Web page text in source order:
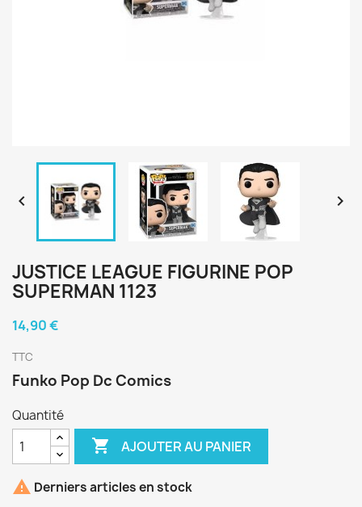
 
JUSTICE LEAGUE FIGURINE POP
SUPERMAN 1123
14,90 €
TTC
Funko Pop Dc Comics
Quantité
 AJOUTER AU PANIER
 Derniers articles en stock